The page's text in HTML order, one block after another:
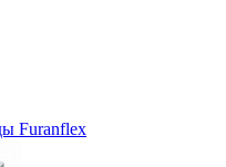
Furanflex